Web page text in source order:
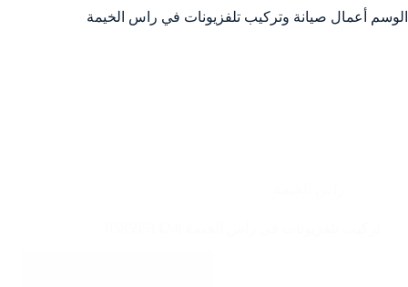
الوسم أعمال صيانة وتركيب تلفزيونات في راس الخيمة